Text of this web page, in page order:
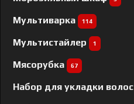
Мультиварка 114
Мультистайлер 1
Мясорубка 67
Набор для укладки